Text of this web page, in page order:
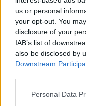
us or personal
your opt-out. You
disclosure of your
IAB’s list of
also be disclosed by
Downstream
Personal Data
ασκήσει έφεση.
Ο Ιμάμογλου
απελευθέρωση
έφτανε το
πραξικοπήματος